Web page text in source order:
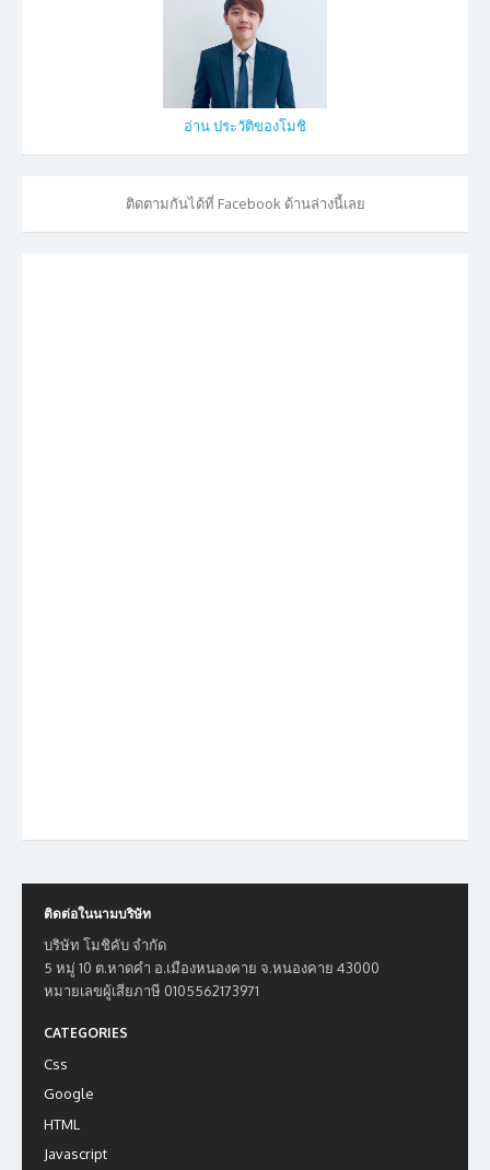
อ่าน ประวัติของโมชิ
ติดตามกันได้ที่ Facebook ด้านล่างนี้เลย
ติดต่อในนามบริษัท
บริษัท โมชิคับ จำกัด
5 หมู่ 10 ต.หาดคำ อ.เมืองหนองคาย จ.หนองคาย 43000
หมายเลขผู้เสียภาษี 0105562173971
CATEGORIES
Css
Google
HTML
Javascript